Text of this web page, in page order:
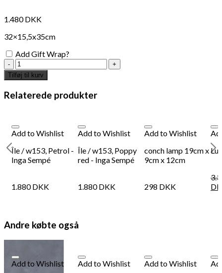
1.480DKK
32×15,5x35cm
Add Gift Wrap?
Enzo
table
lamp,
yellow
antal
Tilføj til kurv
Relaterede produkter
Add to Wishlist
Île / w153, Petrol -
Inga Sempé
1.880DKK
Add to Wishlist
Île / w153, Poppy
red - Inga Sempé
1.880DKK
Add to Wishlist
conch lamp 19cm x
9cm x 12cm
298 DKK
Andre købte også
Add to Wishlist
Add to Wishlist
Add to Wishlist